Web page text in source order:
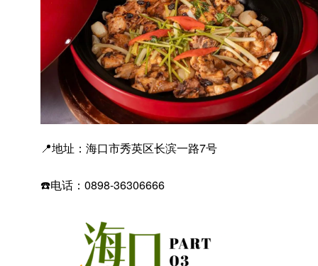
📍地址：海口市秀英区长滨一路7号
☎️电话：0898-36306666